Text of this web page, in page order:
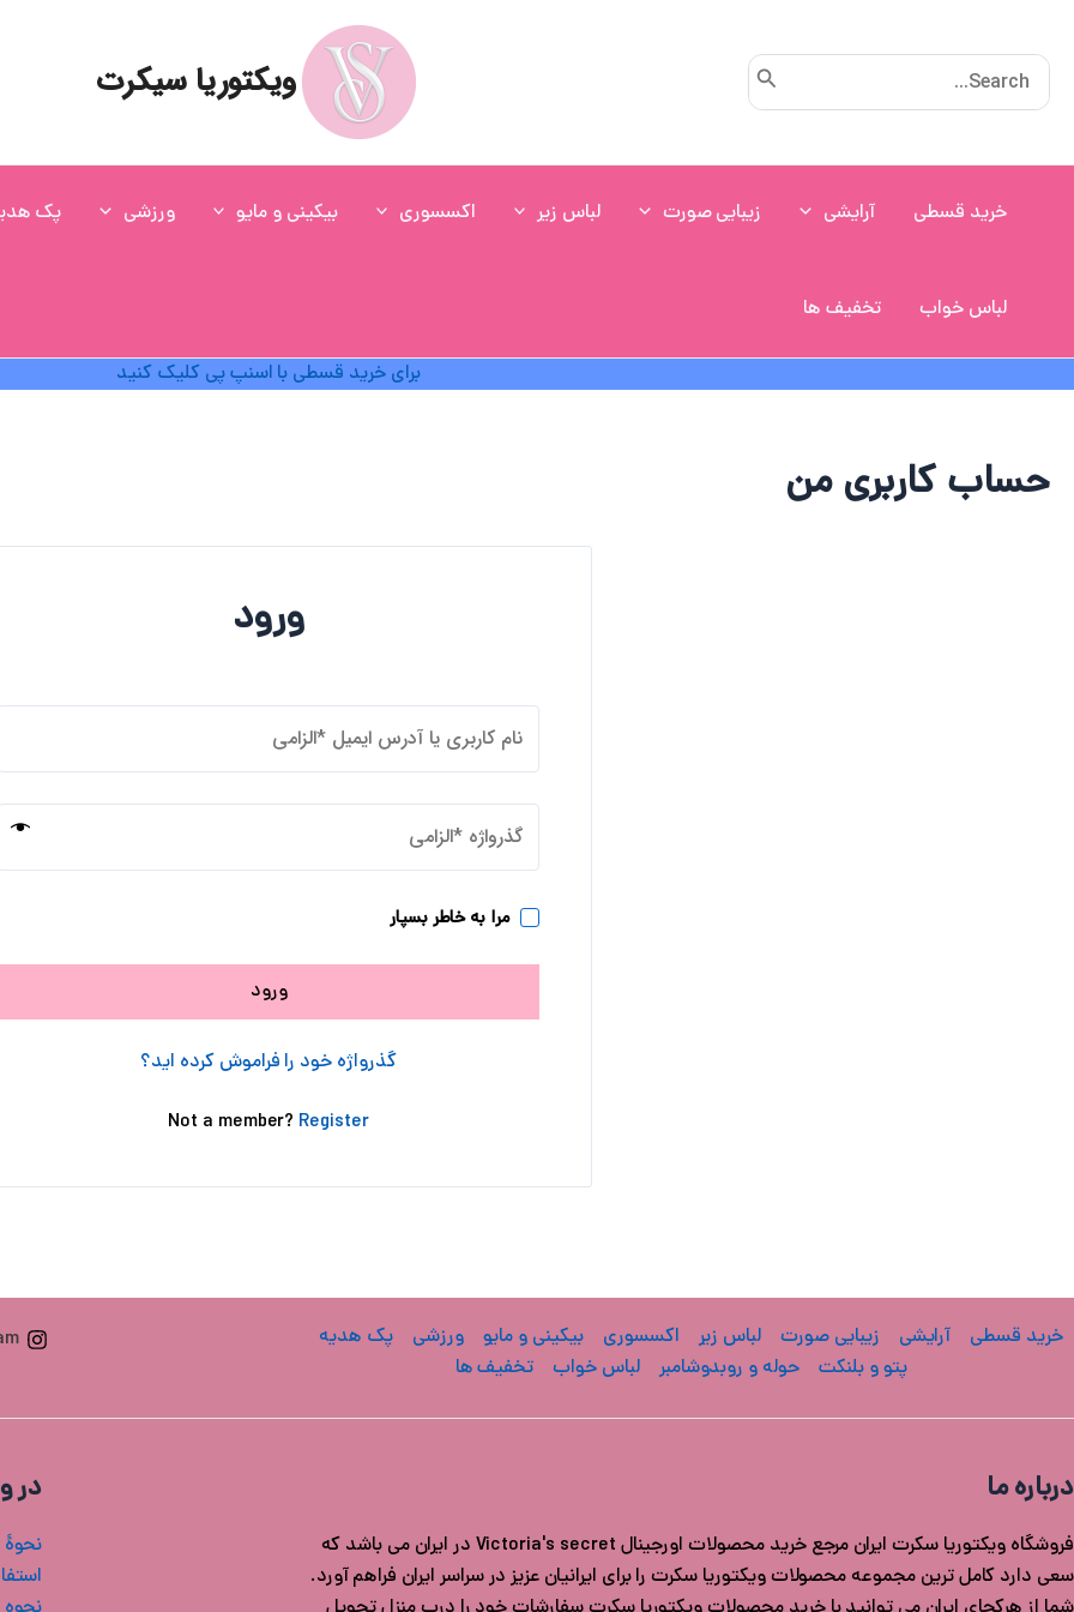
Search
for:
ویکتوریا سیکرت
خرید قسطی آرایشی زیبایی صورت لباس زیر اکسسوری بیکینی و مایو ورزشی پک
لباس خواب تخفیف ها
برای خرید قسطی با اسنپ پی کلیک کنید
حساب کاربری من
ورود
مرا به خاطر بسپار
ورود
گذرواژه خود را فراموش کرده اید؟
Not a member? Register
خرید قسطی آرایشی زیبایی صورت لباس زیر اکسسوری بیکینی و مایو ورزشی
پک هدیه
پتو و بلنکت
حوله و روبدوشامبر لباس خواب تخفیف ها
درباره ما
فروشگاه ویکتوریا سکرت ایران مرجع خرید محصولات اورجینال Victoria's secret در ایران می باشد که
سعی دارد کامل ترین مجموعه محصولات ویکتوریا سکرت را برای ایرانیان عزیز در سراسر ایران فراهم آورد.
در